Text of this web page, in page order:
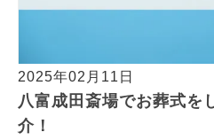
2025年02月11日
八富成田斎場でお葬式を
介！